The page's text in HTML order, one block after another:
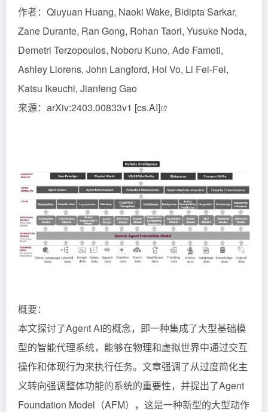
作者：Qiuyuan Huang, Naoki Wake, Bidipta Sarkar,
Zane Durante, Ran Gong, Rohan Taori, Yusuke Noda,
Demetri Terzopoulos, Noboru Kuno, Ade Famoti,
Ashley Llorens, John Langford, Hoi Vo, Li Fei-Fei,
Katsu Ikeuchi, Jianfeng Gao
来源： arXiv:2403.00833v1 [cs.AI]
概要：
本文探讨了Agent AI的概念，即一种集成了大型基础模
型的智能代理系统，能够在物理和虚拟世界中通过交互
操作和体现行为来执行任务。文章强调了从过度简化主
义转向强调整体功能的系统的重要性，并提出了Agent
Foundation Model（AFM），这是一种新型的大型动作